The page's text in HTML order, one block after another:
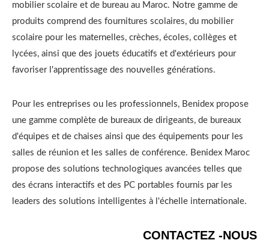
mobilier scolaire et de bureau au Maroc. Notre gamme de
produits comprend des fournitures scolaires, du mobilier
scolaire pour les maternelles, crèches, écoles, collèges et
lycées, ainsi que des jouets éducatifs et d'extérieurs pour
favoriser l'apprentissage des nouvelles générations.
Pour les entreprises ou les professionnels, Benidex propose
une gamme complète de bureaux de dirigeants, de bureaux
d'équipes et de chaises ainsi que des équipements pour les
salles de réunion et les salles de conférence. Benidex Maroc
propose des solutions technologiques avancées telles que
des écrans interactifs et des PC portables fournis par les
leaders des solutions intelligentes à l'échelle internationale.
CONTACTEZ -NOUS